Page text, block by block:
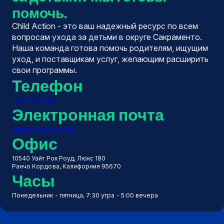
помочь.
Child Action - это ваш надежный ресурс по всем
вопросам ухода за детьми в округе Сакраменто.
Наша команда готова помочь родителям, ищущим
уход, и поставщикам услуг, желающим расширить
свои программы.
Телефон
(916) 369-0191
Электронная почта
info@childaction.org
Офис
10540 Уайт Рок Роуд, Люкс 180
Ранчо Кордова, Калифорния 95670
Часы
Понедельник - пятница, 7:30 утра - 5:00 вечера